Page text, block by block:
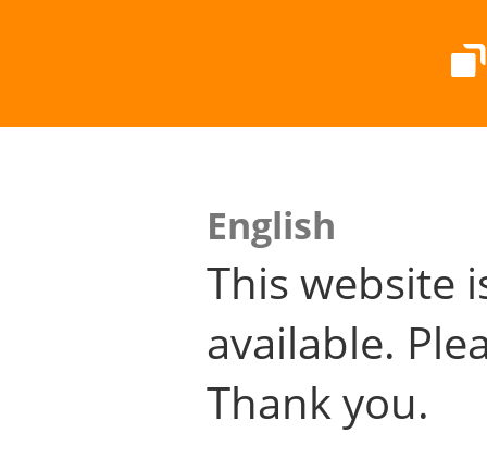
English
This website
available.
Thank you.